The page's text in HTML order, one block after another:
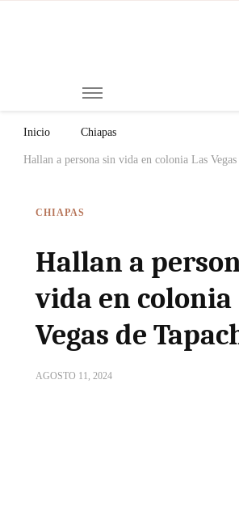
Inicio Chiapas
Hallan a persona sin vida en colonia Las Vegas
CHIAPAS
Hallan a
vida en colonia
Vegas de
AGOSTO 11, 2024